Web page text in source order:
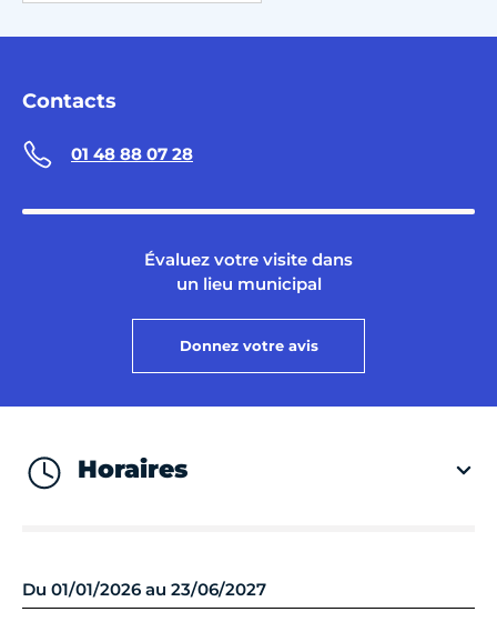
Contacts
01 48 88 07 28
Évaluez votre visite dans
un lieu municipal
Donnez votre avis
Horaires
Du 01/01/2026 au 23/06/2027